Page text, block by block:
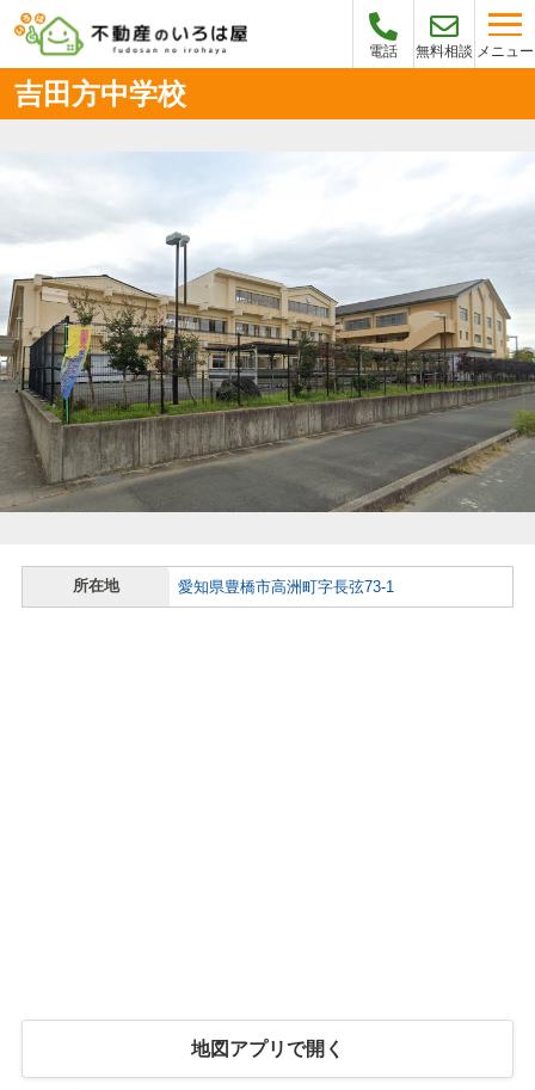
電話 無料相談 メニュー
吉田方中学校
所在地 愛知県豊橋市高洲町字長弦73-1
地図アプリで開く